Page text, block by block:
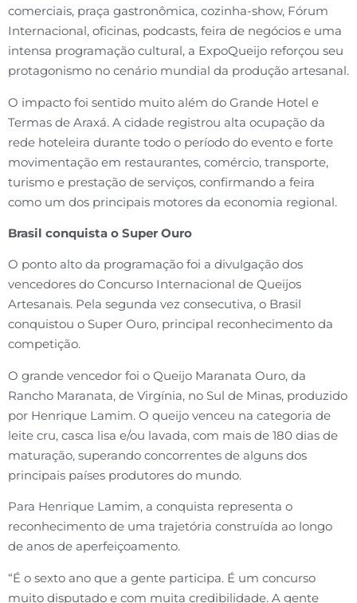
comerciais, praça gastronômica, cozinha-show, Fórum
Internacional, oficinas, podcasts, feira de negócios e uma
intensa programação cultural, a ExpoQueijo reforçou seu
protagonismo no cenário mundial da produção artesanal.
O impacto foi sentido muito além do Grande Hotel e
Termas de Araxá. A cidade registrou alta ocupação da
rede hoteleira durante todo o período do evento e forte
movimentação em restaurantes, comércio, transporte,
turismo e prestação de serviços, confirmando a feira
como um dos principais motores da economia regional.
Brasil conquista o Super Ouro
O ponto alto da programação foi a divulgação dos
vencedores do Concurso Internacional de Queijos
Artesanais. Pela segunda vez consecutiva, o Brasil
conquistou o Super Ouro, principal reconhecimento da
competição.
O grande vencedor foi o Queijo Maranata Ouro, da
Rancho Maranata, de Virgínia, no Sul de Minas, produzido
por Henrique Lamim. O queijo venceu na categoria de
leite cru, casca lisa e/ou lavada, com mais de 180 dias de
maturação, superando concorrentes de alguns dos
principais países produtores do mundo.
Para Henrique Lamim, a conquista representa o
reconhecimento de uma trajetória construída ao longo
de anos de aperfeiçoamento.
“É o sexto ano que a gente participa. É um concurso
muito disputado e com muita credibilidade. A gente